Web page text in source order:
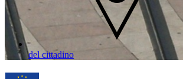
del cittadino